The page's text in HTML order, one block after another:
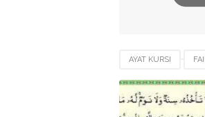
AYAT KURSI
SURAT AL-BAQOROH